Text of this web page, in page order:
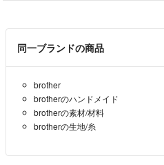
同一ブランドの商品
brother
brotherのハンドメイド
brotherの素材/材料
brotherの生地/糸